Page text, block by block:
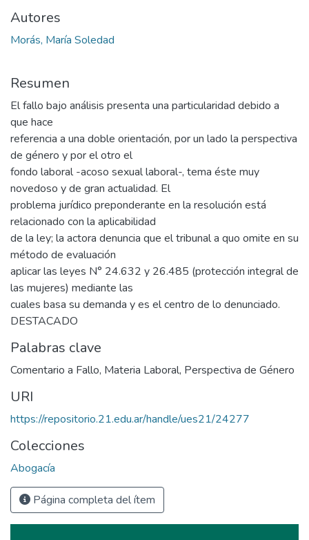
Autores
Morás, María Soledad
Resumen
El fallo bajo análisis presenta una particularidad debido a
que hace
referencia a una doble orientación, por un lado la perspectiva
de género y por el otro el
fondo laboral -acoso sexual laboral-, tema éste muy
novedoso y de gran actualidad. El
problema jurídico preponderante en la resolución está
relacionado con la aplicabilidad
de la ley; la actora denuncia que el tribunal a quo omite en su
método de evaluación
aplicar las leyes N° 24.632 y 26.485 (protección integral de
las mujeres) mediante las
cuales basa su demanda y es el centro de lo denunciado.
DESTACADO
Palabras clave
Comentario a Fallo, Materia Laboral, Perspectiva de Género
URI
https://repositorio.21.edu.ar/handle/ues21/24277
Colecciones
Abogacía
Página completa del ítem